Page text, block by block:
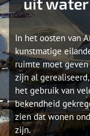
In het oosten van
kunstmatige
ruimte moet
zijn al
het gebruik van
bekendheid
zien dat wonen
zijn.